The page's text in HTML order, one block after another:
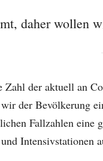
daher wollen
der aktuell an
der Bevölkerung
Fallzahlen
Intensivstationen